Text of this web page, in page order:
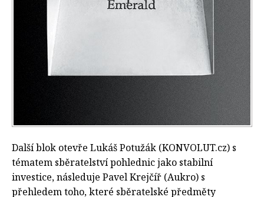
Další blok otevře Lukáš Potužák (KONVOLUT.cz) s
tématem sběratelství pohlednic jako stabilní
investice, následuje Pavel Krejčíř (Aukro) s
přehledem toho, které sběratelské předměty